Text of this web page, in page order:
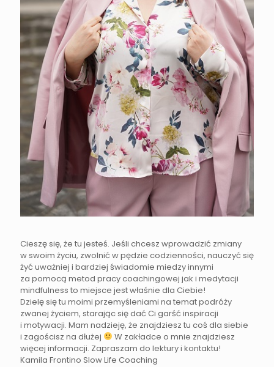
Cieszę się, że tu jesteś. Jeśli chcesz wprowadzić zmiany
w swoim życiu, zwolnić w pędzie codzienności, nauczyć się
żyć uważniej i bardziej świadomie miedzy innymi
za pomocą metod pracy coachingowej jak i medytacji
mindfulness to miejsce jest właśnie dla Ciebie!
Dzielę się tu moimi przemyśleniami na temat podróży
zwanej życiem, starając się dać Ci garść inspiracji
i motywacji. Mam nadzieję, że znajdziesz tu coś dla siebie
i zagościsz na dłużej
W zakładce o mnie znajdziesz
więcej informacji. Zapraszam do lektury i kontaktu!
Kamila Frontino Slow Life Coaching